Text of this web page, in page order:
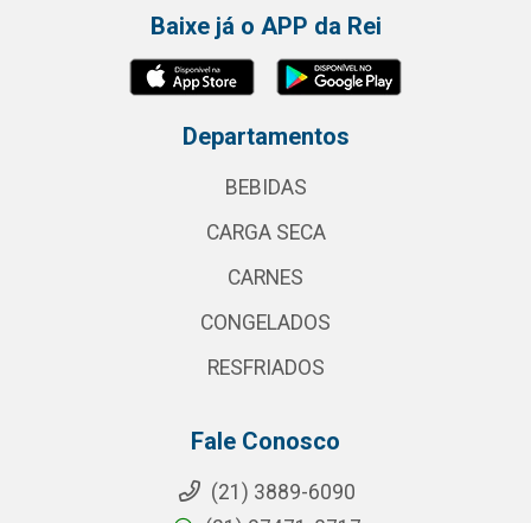
Baixe já o APP da Rei
Departamentos
BEBIDAS
CARGA SECA
CARNES
CONGELADOS
RESFRIADOS
Fale Conosco
(21) 3889-6090